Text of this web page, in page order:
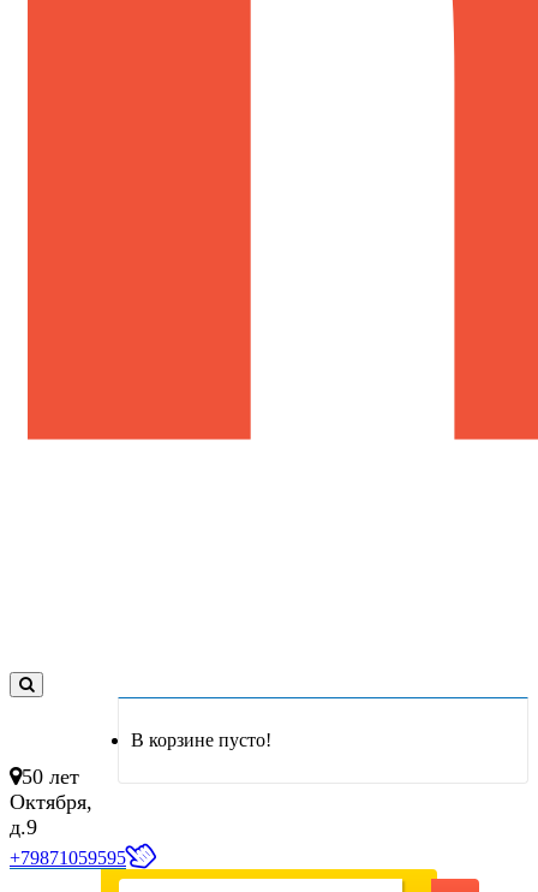
В корзине пусто!
50 лет
Октября,
д.9
+79871059595